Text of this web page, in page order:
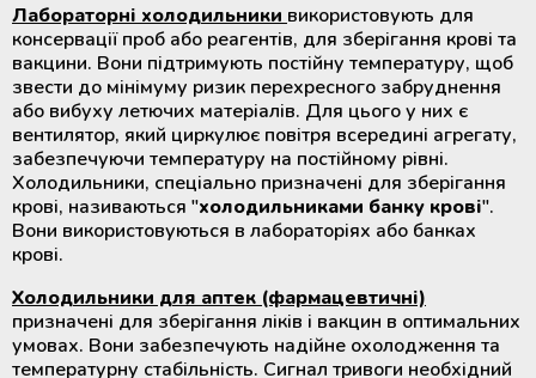
Лабораторні холодильники використовують для
консервації проб або реагентів, для зберігання крові та
вакцини. Вони підтримують постійну температуру, щоб
звести до мінімуму ризик перехресного забруднення
або вибуху летючих матеріалів. Для цього у них є
вентилятор, який циркулює повітря всередині агрегату,
забезпечуючи температуру на постійному рівні.
Холодильники, спеціально призначені для зберігання
крові, називаються "холодильниками банку крові".
Вони використовуються в лабораторіях або банках
крові.
Холодильники для аптек (фармацевтичні)
призначені для зберігання ліків і вакцин в оптимальних
умовах. Вони забезпечують надійне охолодження та
температурну стабільність. Сигнал тривоги необхідний